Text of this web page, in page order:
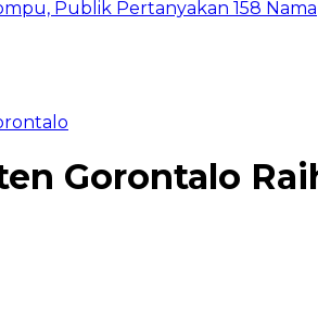
Publik Pertanyakan 158 Nama
Gorontalo